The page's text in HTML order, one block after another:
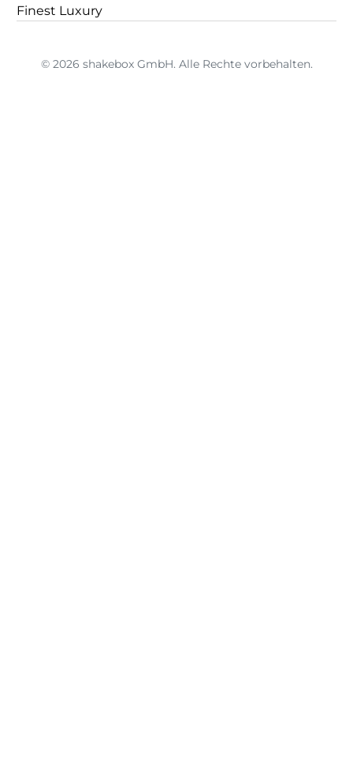
Finest Luxury
© 2026 shakebox GmbH. Alle Rechte vorbehalten.